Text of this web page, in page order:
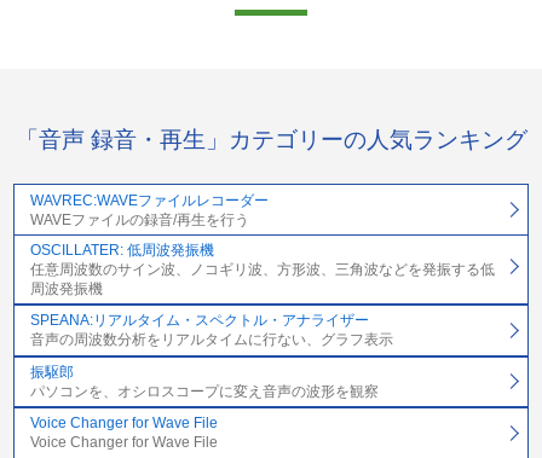
「音声 録音・再生」カテゴリーの人気ランキング
WAVREC:WAVEファイルレコーダー
WAVEファイルの録音/再生を行う
OSCILLATER: 低周波発振機
任意周波数のサイン波、ノコギリ波、方形波、三角波などを発振する低
周波発振機
SPEANA:リアルタイム・スペクトル・アナライザー
音声の周波数分析をリアルタイムに行ない、グラフ表示
振駆郎
パソコンを、オシロスコープに変え音声の波形を観察
Voice Changer for Wave File
Voice Changer for Wave File